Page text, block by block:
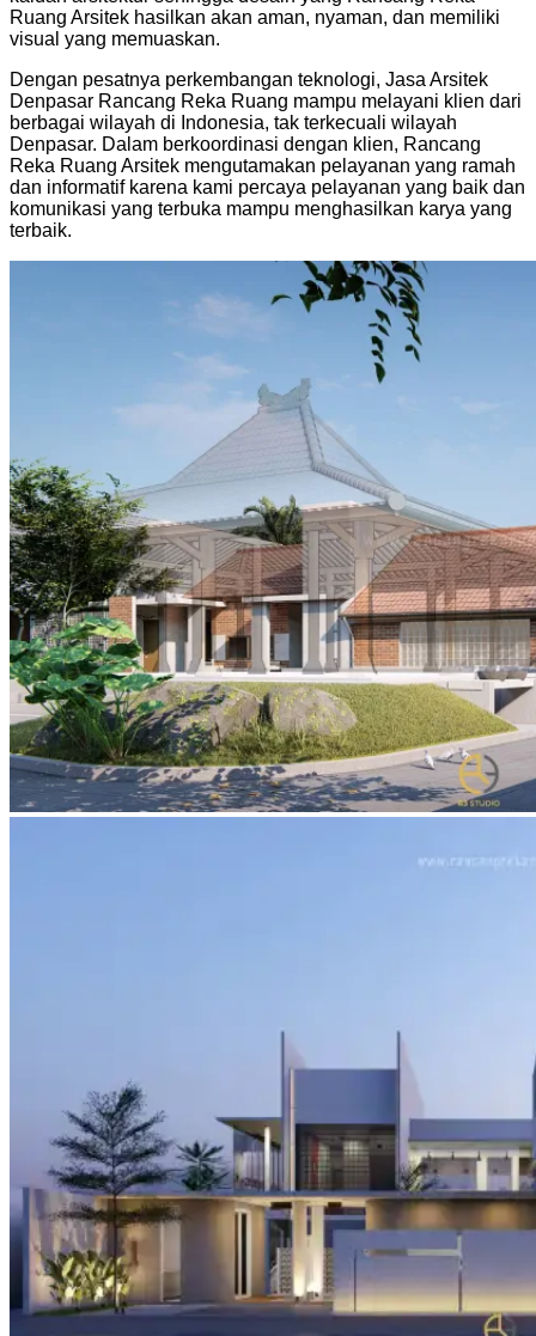
Ruang Arsitek hasilkan akan aman, nyaman, dan memiliki
visual yang memuaskan.
Dengan pesatnya perkembangan teknologi, Jasa Arsitek
Denpasar Rancang Reka Ruang mampu melayani klien dari
berbagai wilayah di Indonesia, tak terkecuali wilayah
Denpasar. Dalam berkoordinasi dengan klien, Rancang
Reka Ruang Arsitek mengutamakan pelayanan yang ramah
dan informatif karena kami percaya pelayanan yang baik dan
komunikasi yang terbuka mampu menghasilkan karya yang
terbaik.